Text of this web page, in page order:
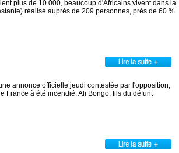
plus de 10 000, beaucoup d'Africains vivent dans la
réalisé auprès de 209 personnes, près de 60 %
annonce officielle jeudi contestée par l'opposition,
France à été incendié. Ali Bongo, fils du défunt